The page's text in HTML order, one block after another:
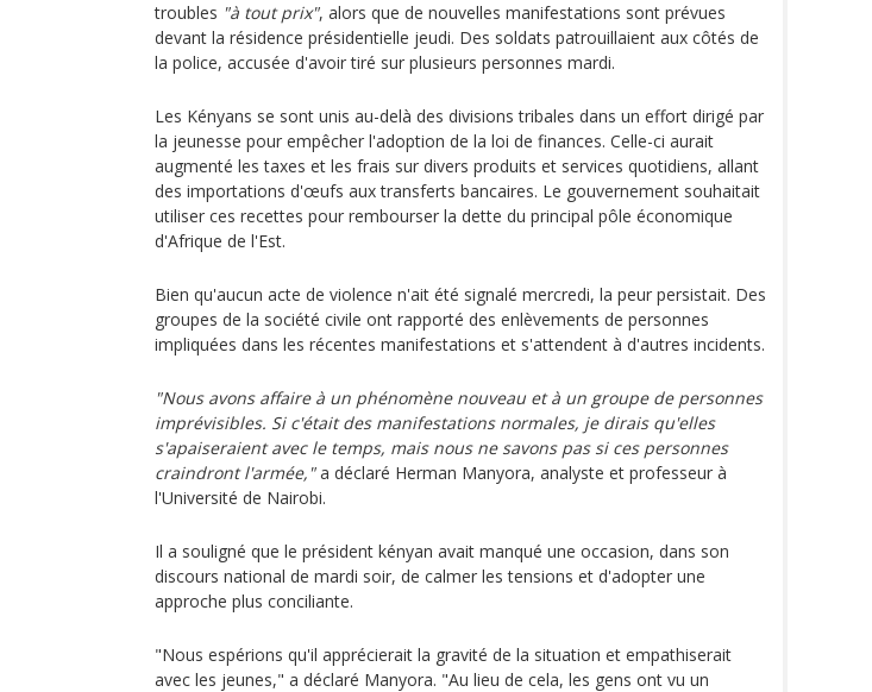
troubles "à tout prix", alors que de nouvelles manifestations sont prévues
devant la résidence présidentielle jeudi. Des soldats patrouillaient aux côtés de
la police, accusée d'avoir tiré sur plusieurs personnes mardi.
Les Kényans se sont unis au-delà des divisions tribales dans un effort dirigé par
la jeunesse pour empêcher l'adoption de la loi de finances. Celle-ci aurait
augmenté les taxes et les frais sur divers produits et services quotidiens, allant
des importations d'œufs aux transferts bancaires. Le gouvernement souhaitait
utiliser ces recettes pour rembourser la dette du principal pôle économique
d'Afrique de l'Est.
Bien qu'aucun acte de violence n'ait été signalé mercredi, la peur persistait. Des
groupes de la société civile ont rapporté des enlèvements de personnes
impliquées dans les récentes manifestations et s'attendent à d'autres incidents.
"Nous avons affaire à un phénomène nouveau et à un groupe de personnes
imprévisibles. Si c'était des manifestations normales, je dirais qu'elles
s'apaiseraient avec le temps, mais nous ne savons pas si ces personnes
craindront l'armée,"a déclaré Herman Manyora, analyste et professeur à
l'Université de Nairobi.
Il a souligné que le président kényan avait manqué une occasion, dans son
discours national de mardi soir, de calmer les tensions et d'adopter une
approche plus conciliante.
"Nous espérions qu'il apprécierait la gravité de la situation et empathiserait
avec les jeunes," a déclaré Manyora. "Au lieu de cela, les gens ont vu un